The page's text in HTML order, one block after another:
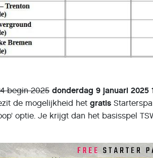
begin 2025 donderdag 9 januari 2025
de mogelijkheid het gratis
optie. Je krijgt dan het basisspel